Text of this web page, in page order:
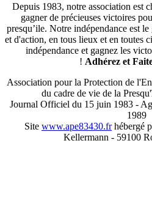
Depuis 1983, notre association est
gagner de précieuses victoires
presqu’ile. Notre indépendance est
et d'action, en tous lieux et en toutes
indépendance et gagnez les
! Adhérez et
Association pour la Protection de
du cadre de vie de la
Journal Officiel du 15 juin 1983 -
1989
Site www.ape83430.frhébergé
Kellermann - 59100